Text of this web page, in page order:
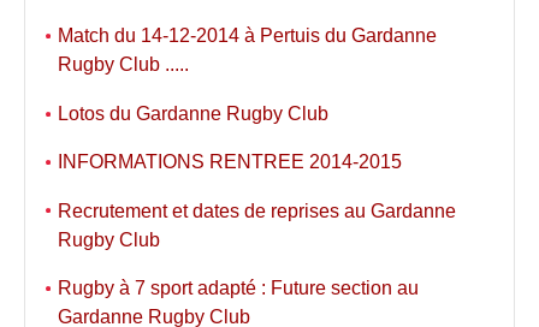
Match du 14-12-2014 à Pertuis du Gardanne
Rugby Club .....
Lotos du Gardanne Rugby Club
INFORMATIONS RENTREE 2014-2015
Recrutement et dates de reprises au Gardanne
Rugby Club
Rugby à 7 sport adapté : Future section au
Gardanne Rugby Club